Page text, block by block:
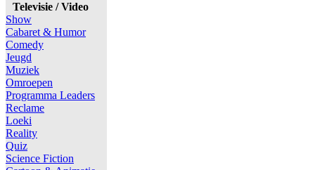
Televisie / Video
Show
Cabaret & Humor
Comedy
Jeugd
Muziek
Omroepen
Programma Leaders
Reclame
Loeki
Reality
Quiz
Science Fiction